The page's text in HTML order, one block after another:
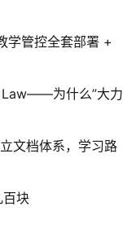
学管控全套部署 +
Law——为什么”大力
文档体系，学习路
百块